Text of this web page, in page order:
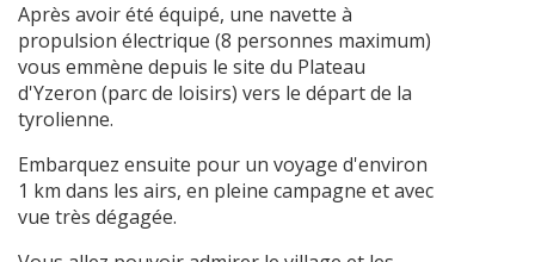
Après avoir été équipé, une navette à
propulsion électrique (8 personnes maximum)
vous emmène depuis le site du Plateau
d'Yzeron (parc de loisirs) vers le départ de la
tyrolienne.
Embarquez ensuite pour un voyage d'environ
1 km dans les airs, en pleine campagne et avec
vue très dégagée.